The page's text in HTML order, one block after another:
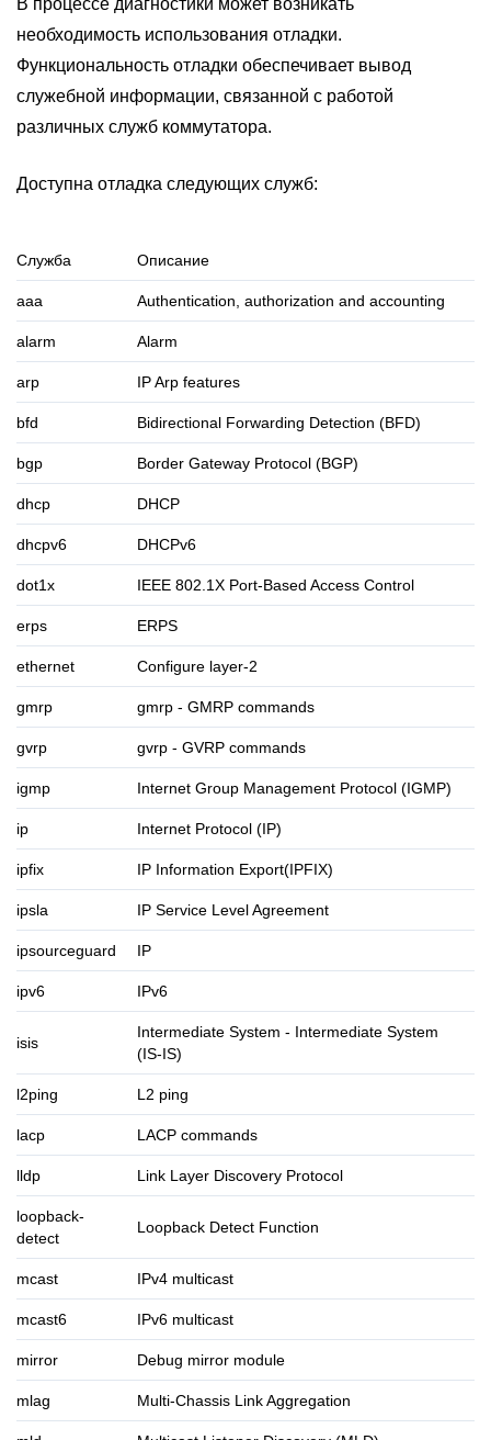
В процессе диагностики может возникать
необходимость использования отладки.
Функциональность отладки обеспечивает вывод
служебной информации, связанной с работой
различных служб коммутатора.
Доступна отладка следующих служб:
Служба Описание
aaa Authentication, authorization and accounting
alarm Alarm
arp IP Arp features
bfd Bidirectional Forwarding Detection (BFD)
bgp Border Gateway Protocol (BGP)
dhcp DHCP
dhcpv6 DHCPv6
dot1x IEEE 802.1X Port-Based Access Control
erps ERPS
ethernet Configure layer-2
gmrp gmrp - GMRP commands
gvrp gvrp - GVRP commands
igmp Internet Group Management Protocol (IGMP)
ip Internet Protocol (IP)
ipfix IP Information Export(IPFIX)
ipsla IP Service Level Agreement
ipsourceguard IP
ipv6 IPv6
isis
Intermediate System - Intermediate System
(IS-IS)
l2ping L2 ping
lacp LACP commands
lldp Link Layer Discovery Protocol
loopback-
detect
Loopback Detect Function
mcast IPv4 multicast
mcast6 IPv6 multicast
mirror Debug mirror module
mlag Multi-Chassis Link Aggregation